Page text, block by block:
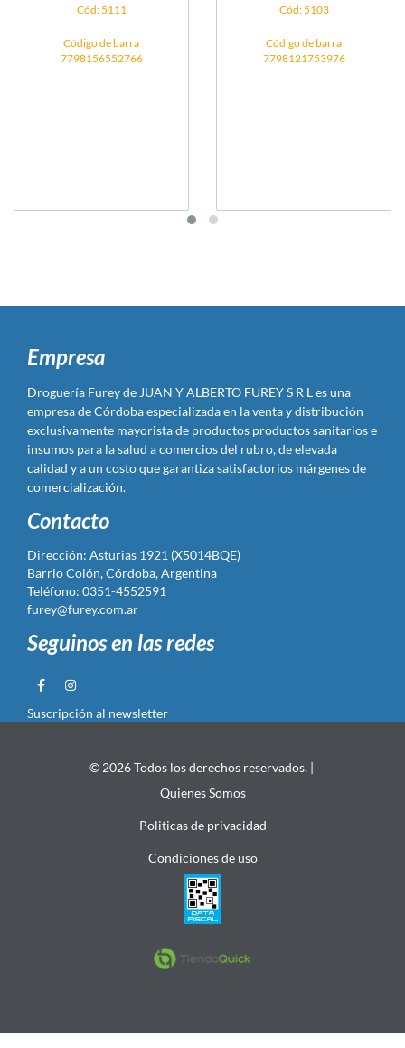
Cód: 5111
Código de barra
7798156552766
Cód: 5103
Código de barra
7798121753976
Empresa
Droguería Furey de JUAN Y ALBERTO FUREY S R L es una
empresa de Córdoba especializada en la venta y distribución
exclusivamente mayorista de productos productos sanitarios e
insumos para la salud a comercios del rubro, de elevada
calidad y a un costo que garantiza satisfactorios márgenes de
comercialización.
Contacto
Dirección: Asturias 1921 (X5014BQE)
Barrio Colón, Córdoba, Argentina
Teléfono: 0351-4552591
furey@furey.com.ar
Seguinos en las redes
Suscripción al newsletter
© 2026 Todos los derechos reservados. |
Quienes Somos
Politicas de privacidad
Condiciones de uso